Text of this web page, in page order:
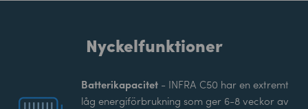
Nyckelfunktioner
Batterikapacitet- INFRA C50 har en extremt
låg energiförbrukning som ger 6-8 veckor av